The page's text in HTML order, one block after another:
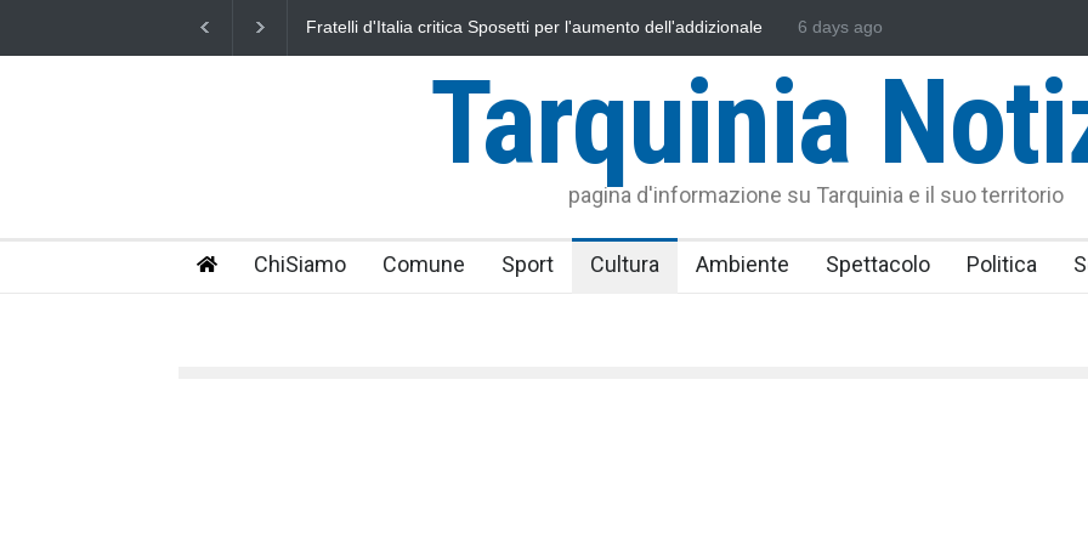
L'Università della Tuscia e l'Assonautica Provinciale di Viterbo
Vincenzo Ferri, un Eroe tarquiniese
6 days ago
Tarquinia
pagina d'informazione su Tarquinia e il suo territorio
ChiSiamo Comune Sport Cultura Ambiente Spettacolo Politica